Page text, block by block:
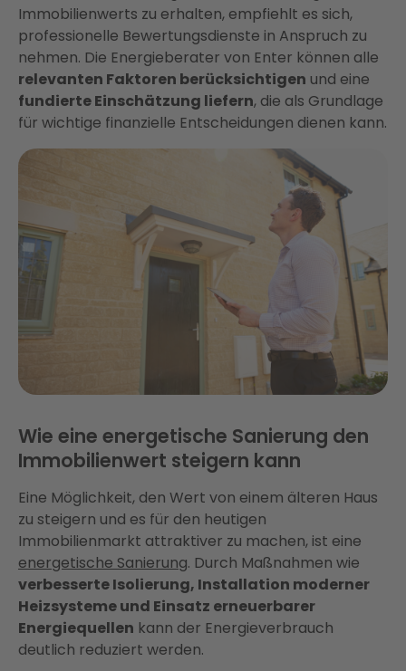
Immobilienwerts zu erhalten, empfiehlt es sich,
professionelle Bewertungsdienste in Anspruch zu
nehmen. Die Energieberater von Enter können alle
relevanten Faktoren berücksichtigen und eine
fundierte Einschätzung liefern, die als Grundlage
für wichtige finanzielle Entscheidungen dienen kann.
Wie eine energetische Sanierung den
Immobilienwert steigern kann
Eine Möglichkeit, den Wert von einem älteren Haus
zu steigern und es für den heutigen
Immobilienmarkt attraktiver zu machen, ist eine
energetische Sanierung. Durch Maßnahmen wie
verbesserte Isolierung, Installation moderner
Heizsysteme und Einsatz erneuerbarer
Energiequellen kann der Energieverbrauch
deutlich reduziert werden.